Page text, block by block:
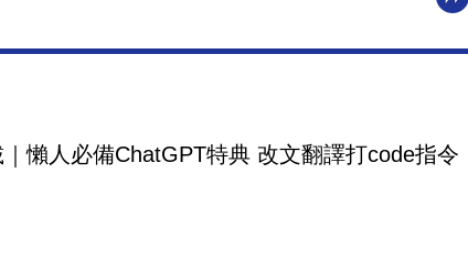
懶人必備ChatGPT特典 改文翻譯打code指令